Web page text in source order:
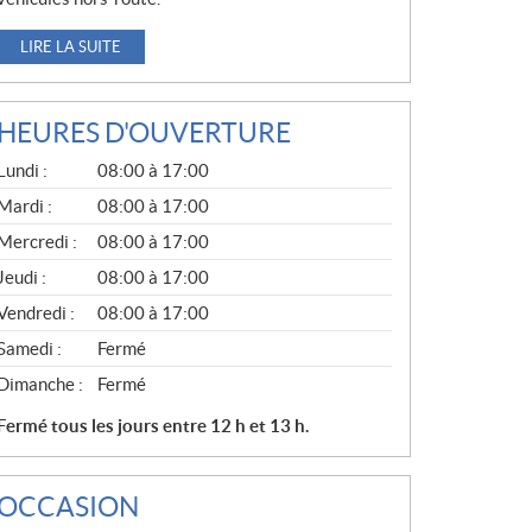
LIRE LA SUITE
HEURES D'OUVERTURE
Lundi :
08:00 à 17:00
Mardi :
08:00 à 17:00
Mercredi :
08:00 à 17:00
:
08:00 à 17:00
:
08:00 à 17:00
:
Fermé
Dimanche :
Fermé
Fermé tous les jours entre 12 h et 13 h.